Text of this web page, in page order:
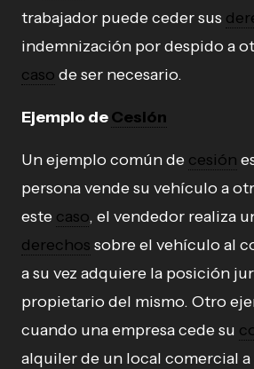
trabajador puede ceder sus
indemnización por despido a
caso de ser necesario.
Ejemplo deCesión
Un ejemplo común de cesión
persona vende su vehículo a
este caso, el vendedor realiza
derechos sobre el vehículo al
a su vez adquiere la posición
propietario del mismo. Otro
cuando una empresa cede su
alquiler de un local comercial a